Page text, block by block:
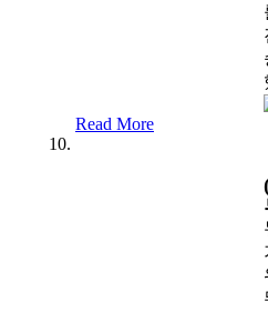
Read More